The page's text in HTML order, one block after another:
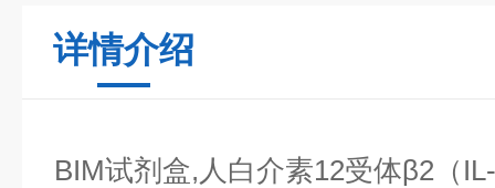
详情介绍
BIM试剂盒,人白介素12受体β2（